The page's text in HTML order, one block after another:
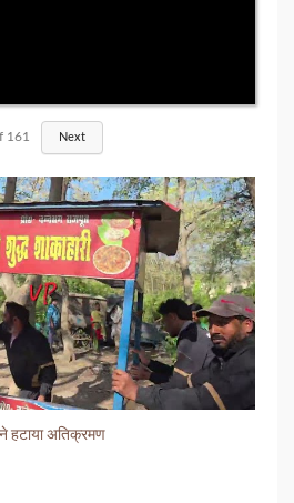
161 Next
ने हटाया अतिक्रमण